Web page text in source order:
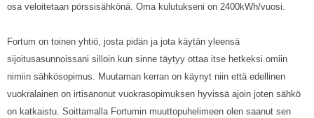
osa veloitetaan pörssisähkönä. Oma kulutukseni on 2400kWh/vuosi.
Fortum on toinen yhtiö, josta pidän ja jota käytän yleensä
sijoitusasunnoissani silloin kun sinne täytyy ottaa itse hetkeksi omiin
nimiin sähkösopimus. Muutaman kerran on käynyt niin että edellinen
vuokralainen on irtisanonut vuokrasopimuksen hyvissä ajoin joten sähkö
on katkaistu. Soittamalla Fortumin muuttopuhelimeen olen saanut sen